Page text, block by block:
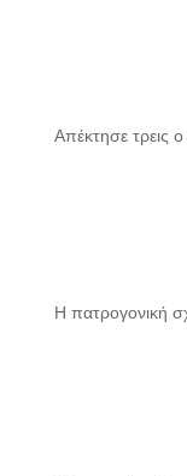
Απέκτησε τρεις
Η πατρογονική